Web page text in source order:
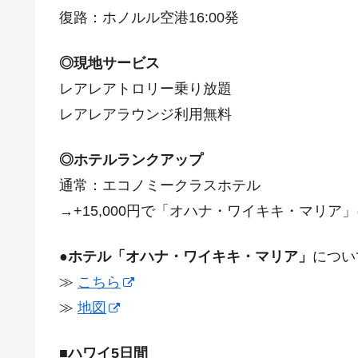
復路：ホノルル空港16:00発
◎現地サービス
レアレアトロリー乗り放題
レアレアラウンジ利用無料
◎ホテルランクアップ
通常：エコノミークラスホテル
→+15,000円で「オハナ・ワイキキ・マリア
●ホテル「オハナ・ワイキキ・マリア」 につ
≫ こちら
≫ 地図
■ハワイ5日間